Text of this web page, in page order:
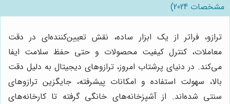
مشخصات 2024)
ترازو، فراتر از یک ابزار ساده، نقش تعیین‌کننده‌ای در دقت
معاملات، کنترل کیفیت محصولات و حتی حفظ سلامت ایفا
می‌کند. در دنیای پرشتاب امروز، ترازوهای دیجیتال به دلیل دقت
بالا، سهولت استفاده و امکانات پیشرفته، جایگزین ترازوهای
سنتی شده‌اند. از آشپزخانه‌های خانگی گرفته تا کارخانه‌های